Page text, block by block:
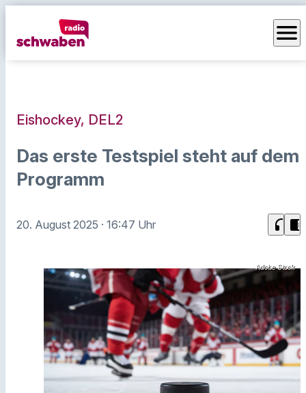
menu
Eishockey, DEL2
Das erste Testspiel steht auf dem
Programm
20. August 2025 · 16:47 Uhr headphones chrome_reader_mode
Adobe Stock